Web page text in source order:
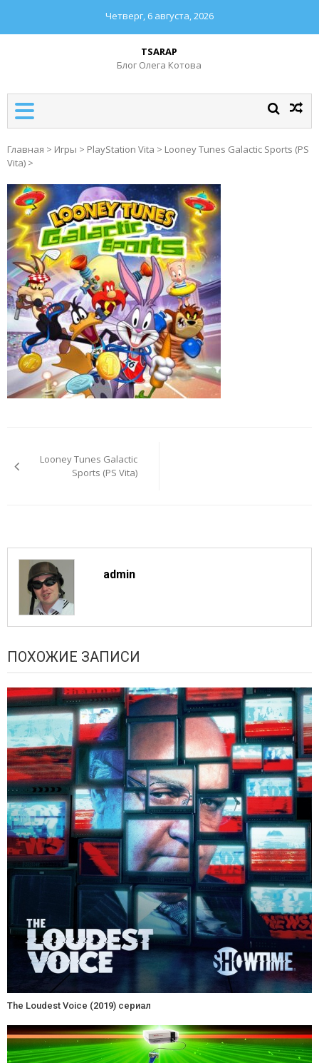
Четверг, 6 августа, 2026
TSARAP
Блог Олега Котова
Главная > Игры > PlayStation Vita > Looney Tunes Galactic Sports (PS
Vita) >
записям
Looney Tunes Galactic
Sports (PS Vita)
admin
ПОХОЖИЕ ЗАПИСИ
The Loudest Voice (2019) сериал